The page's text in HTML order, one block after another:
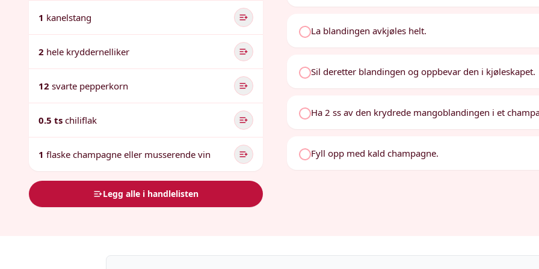
1 kanelstang
2 hele kryddernelliker
12 svarte pepperkorn
0.5 ts chiliflak
1 flaske champagne eller musserende vin
Legg alle i handlelisten
La blandingen avkjøles helt.
Sil deretter blandingen og oppbevar den i kjøleskapet.
Ha 2 ss av den krydrede mangoblandingen i et
Fyll opp med kald champagne.